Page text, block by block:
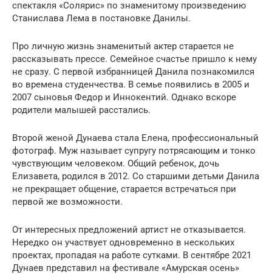
спектакля «Солярис» по знаменитому произведению
Станислава Лема в постановке Данилы.
Про личную жизнь знаменитый актер старается не
рассказывать прессе. Семейное счастье пришло к нему
не сразу. С первой избранницей Данила познакомился
во времена студенчества. В семье появились в 2005 и
2007 сыновья Федор и Иннокентий. Однако вскоре
родители малышей расстались.
Второй женой Дунаева стала Елена, профессиональный
фотограф. Муж называет супругу потрясающим и тонко
чувствующим человеком. Общий ребенок, дочь
Елизавета, родился в 2012. Со старшими детьми Данила
не прекращает общение, старается встречаться при
первой же возможности.
От интересных предложений артист не отказывается.
Нередко он участвует одновременно в нескольких
проектах, пропадая на работе сутками. В сентябре 2021
Дунаев представил на фестивале «Амурская осень»